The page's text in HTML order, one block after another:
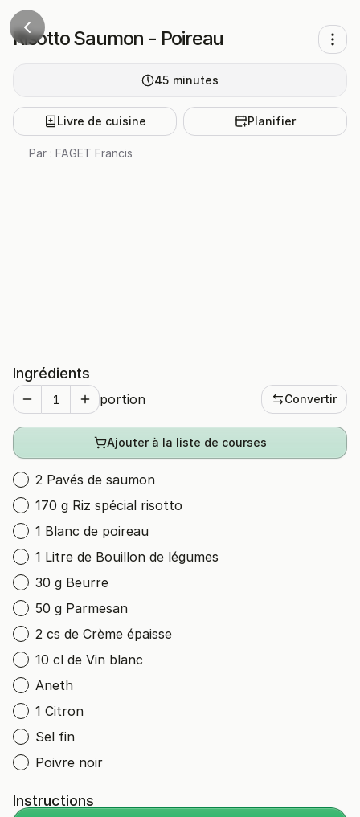
Risotto Saumon - Poireau
45 minutes
Livre de cuisine Planifier
Par : FAGET Francis
Ingrédients
portion Convertir
Ajouter à la liste de courses
2 Pavés de saumon
170 g Riz spécial risotto
1 Blanc de poireau
1 Litre de Bouillon de légumes
30 g Beurre
50 g Parmesan
2 cs de Crème épaisse
10 cl de Vin blanc
Aneth
1 Citron
Sel fin
Poivre noir
Instructions